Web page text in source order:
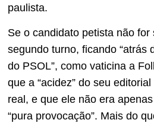
paulista.
Se o candidato petista não for
segundo turno, ficando “atrás
do PSOL”, como vaticina a
que a “acidez” do seu
real, e que ele não era
“pura provocação”. Mais do